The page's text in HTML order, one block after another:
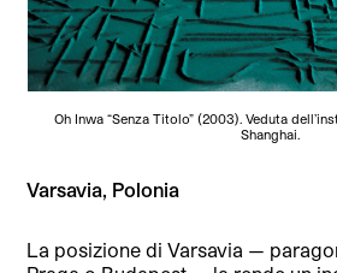
Oh Inwa “Senza Titolo” (2003). Veduta
Shanghai.
Varsavia, Polonia
La posizione di Varsavia —